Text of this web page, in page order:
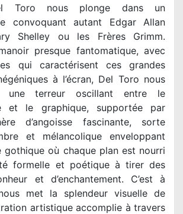
Toro nous plonge dans un
convoquant autant Edgar Allan
Shelley ou les Frères Grimm.
presque fantomatique, avec
qui caractérisent ces grandes
à l’écran, Del Toro nous
une terreur oscillant entre le
et le graphique, supportée par
d’angoisse fascinante, sorte
et mélancolique enveloppant
gothique où chaque plan est nourri
formelle et poétique à tirer des
et d’enchantement. C’est à
met la splendeur visuelle de
artistique accomplie à travers